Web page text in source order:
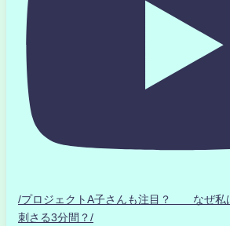
/プロジェクトA子さんも注目？ なぜ私
刺さる3分間？/